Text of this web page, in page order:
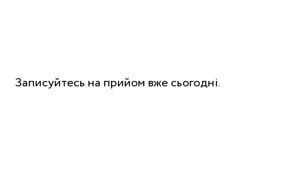
Записуйтесь на прийом вже сьогодні.